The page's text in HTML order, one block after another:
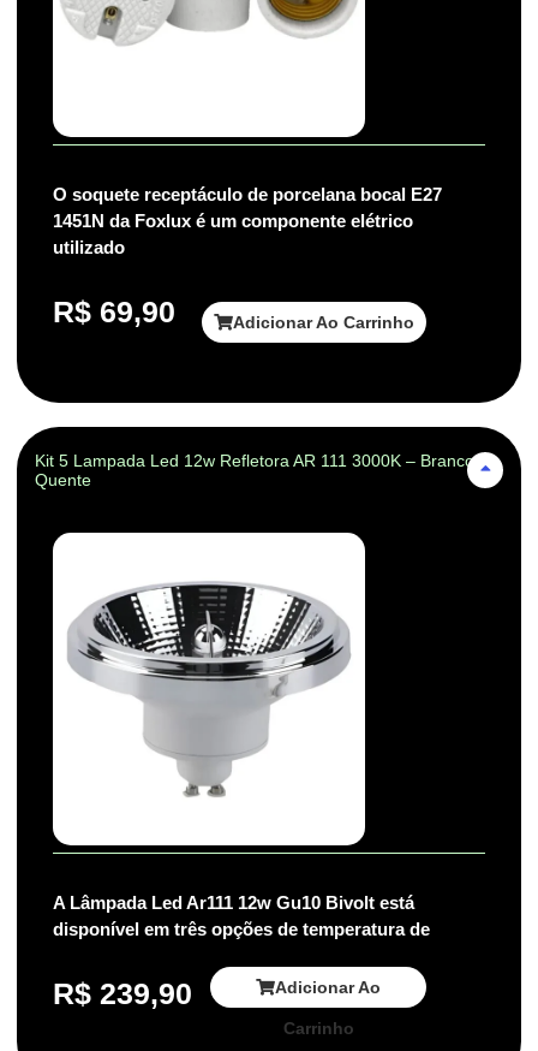
O soquete receptáculo de porcelana bocal E27
1451N da Foxlux é um componente elétrico
utilizado
R$ 69,90 Adicionar Ao Carrinho
Kit 5 Lampada Led 12w Refletora AR 111 3000K – Branco-
Quente
A Lâmpada Led Ar111 12w Gu10 Bivolt está
disponível em três opções de temperatura de
R$ 239,90 Adicionar Ao
Carrinho